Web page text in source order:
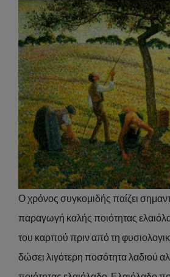
Ο χρόνος συγκομιδής παίζει
παραγωγή καλής ποιότητας
του καρπού πριν από τη
δώσει λιγότερη ποσότητα λαδιού